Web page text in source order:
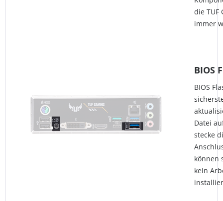
die TUF
immer
BIOS
BIOS
Datei
stecke
können
kein